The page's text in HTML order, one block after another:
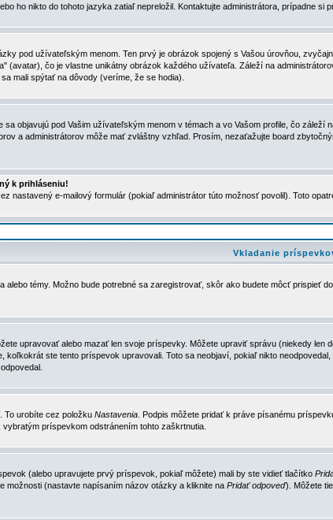
ho nikto do tohoto jazyka zatiaľ nepreložil. Kontaktujte administrátora, prípadne
pod užívateľským menom. Ten prvý je obrázok spojený s Vašou úrovňou,
(avatar), čo je vlastne unikátny obrázok každého užívateľa. Záleží na
mali spýtať na dôvody (veríme, že se hodia).
objavujú pod Vašim užívateľským menom v témach a vo Vašom profile, čo
a administrátorov môže mať zvláštny vzhľad. Prosím, nezaťažujte board
k prihláseniu!
nastavený e-mailový formulár (pokiaľ administrátor túto možnosť povolil). Toto
Vkladanie
témy. Možno bude potrebné sa zaregistrovať, skôr ako budete môcť prispieť
upravovať alebo mazať len svoje príspevky. Môžete upraviť správu (niekedy len
ste tento príspevok upravovali. Toto sa neobjaví, pokiaľ nikto
To urobíte cez položku Nastavenia . Podpis môžete pridať k práve písanému
príspevkom odstránením tohto zaškrtnutia.
(alebo upravujete prvý príspevok, pokiaľ môžete) mali by ste vidieť tlačítko
možnosti (nastavte napísaním názov otázky a kliknite na Pridať odpoveď). Môžete